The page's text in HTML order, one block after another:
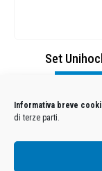
Informativa breve
di terze parti.
Set